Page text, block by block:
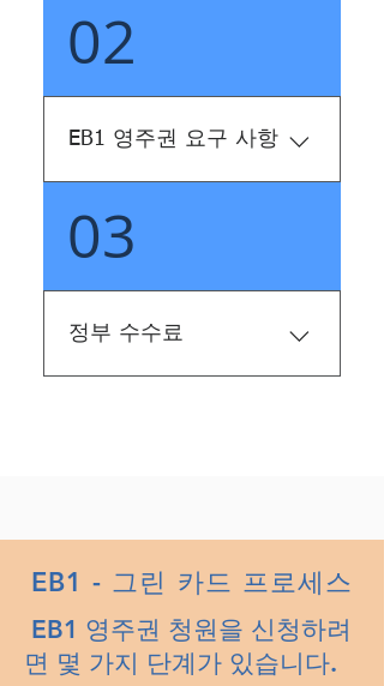
또는 스포츠 분야에서 국가
적 및 국제적 수준에서 인정
받는 전문 지식과 같은 뛰어
난 재능이 있는 경우 미국에
있는 모든 재능에 대한 영주
권을 받을 수 있습니다. 이 영
주권 카테고리의 가장 큰 장
점은 "노동 인증"이 필요하지
없다는 것입니다.
02
EB1 영주권 요구 사항
찬사를 통해 과학, 예술, 교
육, 비즈니스 또는 체육 분야
에서 탁월한 능력을 입증할
수 있어야 합니다. 귀하의 업
적은 광범위한 문서를 통해
해당 분야에서 인정되어야
는 국제적으로 덜 인정받는
증거 • 회원의 탁월한 성취를
요구하는 해당 분야의 협회
03
정부 수수료
고 부모와 함께 제출하지 않
는 경우: $1,140 - 14세에서
78세 사이: 필수 생체 인식
수수료를 포함하여 $1,225 -
78세 이상: 필수 생체 인식
EB1 - 그린 카드 프로세스
EB1 영주권 청원을 신청하려
면 몇 가지 단계가 있습니다.